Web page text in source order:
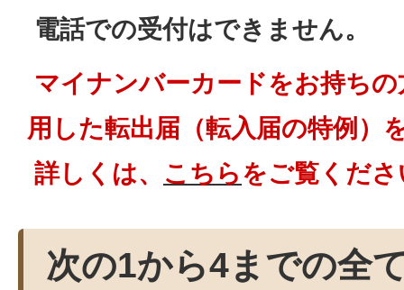
電話での受付はできません。
マイナンバーカードをお持ち
用した転出届（転入届の特例）
詳しくは、 こちらをご覧くださ
次の1から4までの全